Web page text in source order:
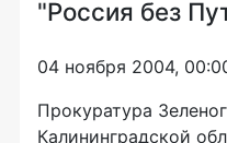
"Россия без
04 ноября 2004,
Прокуратура
Калининградской